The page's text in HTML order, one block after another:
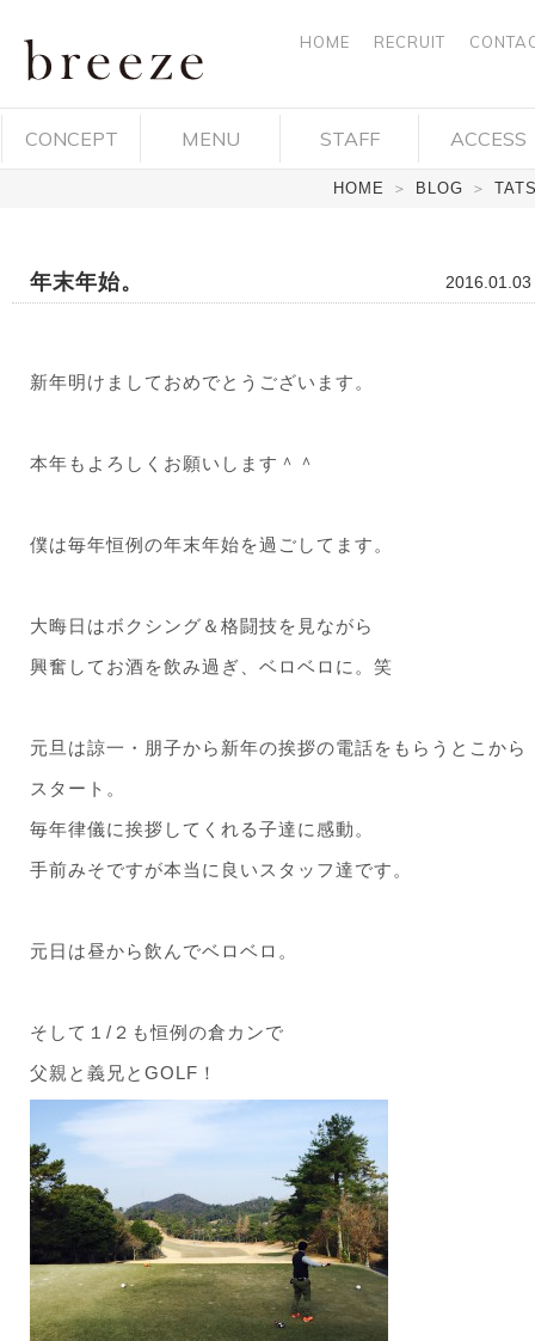
breeze ブ
リーズ 岡
デザイ
サロン・
HOME RECRUIT
CONCEPT MENU STAFF ACCESS
HOME ＞ BLOG ＞
2016.01.03
年末年始。
新年明けましておめでとうございます。
本年もよろしくお願いします＾＾
僕は毎年恒例の年末年始を過ごしてます。
大晦日はボクシング＆格闘技を見ながら
興奮してお酒を飲み過ぎ、ベロベロに。笑
元旦は諒一・朋子から新年の挨拶の電話をもらうとこから
スタート。
毎年律儀に挨拶してくれる子達に感動。
手前みそですが本当に良いスタッフ達です。
元日は昼から飲んでベロベロ。
そして１/２も恒例の倉カンで
父親と義兄とGOLF！